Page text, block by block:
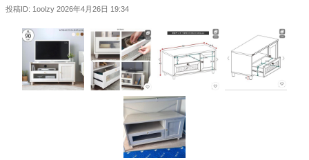
投稿ID: 1oolzy 2026年4月26日 19:34